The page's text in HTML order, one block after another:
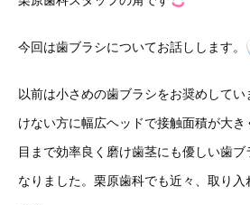
今回は歯ブラシについてお話しします。
以前は小さめの歯ブラシをお奨めして
けない方に幅広ヘッドで接触面積が大
目まで効率良く磨け歯茎にも優しい歯
なりました。栗原歯科でも近々、取り